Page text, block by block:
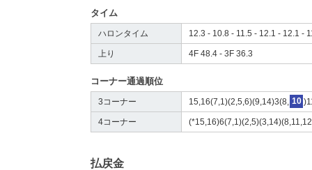
タイム
ハロンタイム 12.3 - 10.8 - 11.5 - 12.1 - 12.1 -
上り 4F 48.4 - 3F 36.3
コーナー通過順位
3コーナー 15,16(7,1)(2,5,6)(9,14)3(8, 10
4コーナー
払戻金